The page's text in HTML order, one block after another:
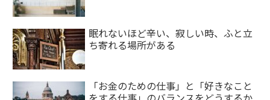
眠れないほど辛い、寂しい時、ふと立
ち寄れる場所がある
「お金のための仕事」と「好きなこと